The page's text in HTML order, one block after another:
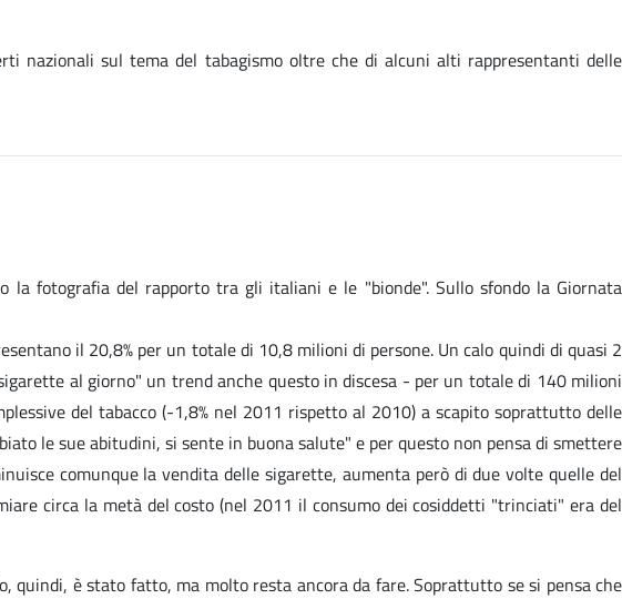
nazionali sul tema del tabagismo oltre che di alcuni alti rappresentanti delle
la fotografia del rapporto tra gli italiani e le "bionde". Sullo sfondo la Giornata
il 20,8% per un totale di 10,8 milioni di persone. Un calo quindi di quasi 2
al giorno" un trend anche questo in discesa - per un totale di 140 milioni
del tabacco (-1,8% nel 2011 rispetto al 2010) a scapito soprattutto delle
le sue abitudini, si sente in buona salute" e per questo non pensa di smettere
comunque la vendita delle sigarette, aumenta però di due volte quelle del
circa la metà del costo (nel 2011 il consumo dei cosiddetti "trinciati" era del
è stato fatto, ma molto resta ancora da fare. Soprattutto se si pensa che